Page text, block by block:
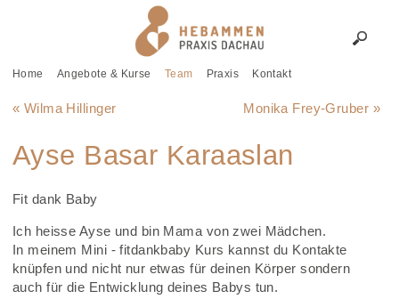
Home Angebote & Kurse Team Praxis Kontakt
« Wilma Hillinger Monika Frey-Gruber »
Ayse Basar Karaaslan
Fit dank Baby
Ich heisse Ayse und bin Mama von zwei Mädchen.
In meinem Mini - fitdankbaby Kurs kannst du Kontakte
knüpfen und nicht nur etwas für deinen Körper sondern
auch für die Entwicklung deines Babys tun.